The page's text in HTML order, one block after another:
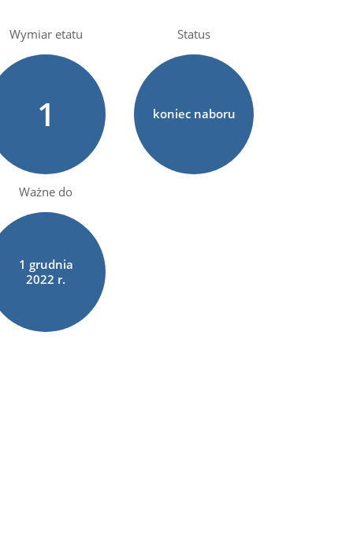
Wymiar etatu
1
Status
koniec naboru
Ważne do
1 grudnia
2022 r.